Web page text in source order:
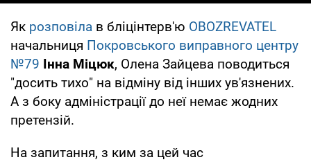
Як розповіла в бліцінтерв'ю OBOZREVATEL
начальниця Покровського виправного центру
№79 Інна Міцюк, Олена Зайцева поводиться
"досить тихо" на відміну від інших ув'язнених.
А з боку адміністрації до неї немає жодних
претензій.
На запитання, з ким за цей час